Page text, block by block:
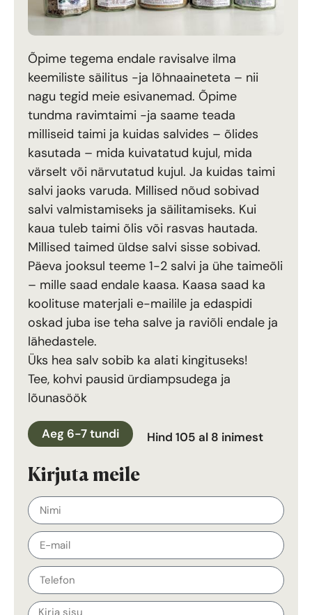
Õpime tegema endale ravisalve ilma
keemiliste säilitus -ja lõhnaaineteta – nii
nagu tegid meie esivanemad. Õpime
tundma ravimtaimi -ja saame teada
milliseid taimi ja kuidas salvides – õlides
kasutada – mida kuivatatud kujul, mida
värselt või närvutatud kujul. Ja kuidas taimi
salvi jaoks varuda. Millised nõud sobivad
salvi valmistamiseks ja säilitamiseks. Kui
kaua tuleb taimi õlis või rasvas hautada.
Millised taimed üldse salvi sisse sobivad.
Päeva jooksul teeme 1-2 salvi ja ühe taimeõli
– mille saad endale kaasa. Kaasa saad ka
koolituse materjali e-mailile ja edaspidi
oskad juba ise teha salve ja raviõli endale ja
lähedastele.
Üks hea salv sobib ka alati kingituseks!
Tee, kohvi pausid ürdiampsudega ja
lõunasöök
Aeg 6-7 tundi Hind 105 al 8 inimest
Kirjuta meile